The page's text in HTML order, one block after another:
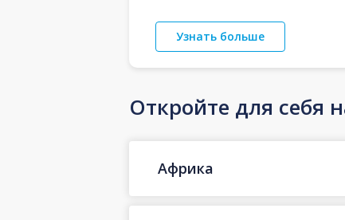
Узнать больше
Откройте для себя
Африка